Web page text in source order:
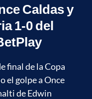
Caldas y
1-0 del
final de la Copa
el golpe a Once
de Edwin